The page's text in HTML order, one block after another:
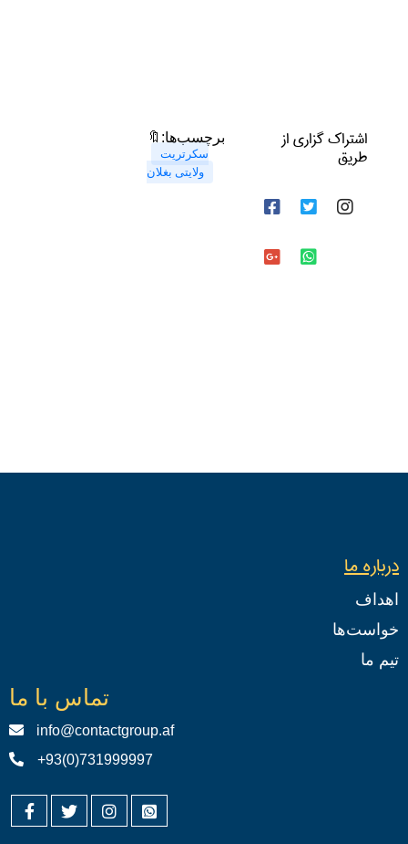
🔖برچسب‌ها:
سکرتریت
ولایتی بغلان
اشتراک گزاری از
طریق
درباره ما
اهداف
خواست‌ها
تیم ما
تماس با ما
info@contactgroup.af
+93(0)731999997